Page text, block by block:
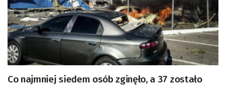
Co najmniej siedem osób zginęło, a 37 zostało